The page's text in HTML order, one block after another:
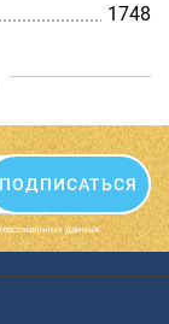
1748
ПОДПИСАТЬСЯ
данных.